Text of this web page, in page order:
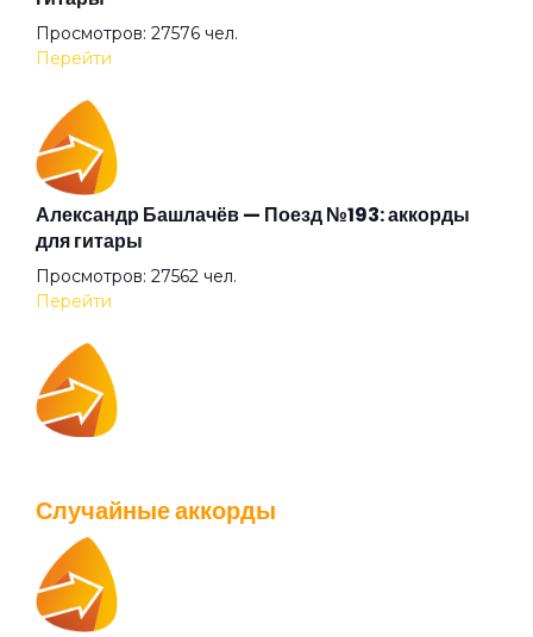
Птичка
Радости
Розы-морозы
Ромашки
Серым дождём
Шаб-да-будай
Я приду первым
Просмотров: 27576 чел.
Перейти
Александр Башлачёв — Поезд №193: аккорды
для гитары
Просмотров: 27562 чел.
Перейти
Перейти
Случайные аккорды